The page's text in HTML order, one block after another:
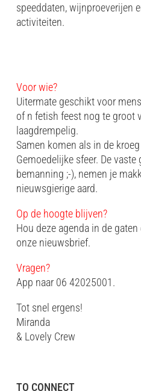
speeddaten, wijnproeverijen
activiteiten.
Voor wie?
Uitermate geschikt voor
of n fetish feest nog te groot
laagdrempelig.
Samen komen als in de
Gemoedelijke sfeer. De vaste
bemanning ;-), nemen je
nieuwsgierige aard.
Op de hoogte blijven?
Hou deze agenda in de
onze nieuwsbrief.
Vragen?
App naar 06 42025001.
Tot snel ergens!
Miranda
& Lovely Crew
TO CONNECT